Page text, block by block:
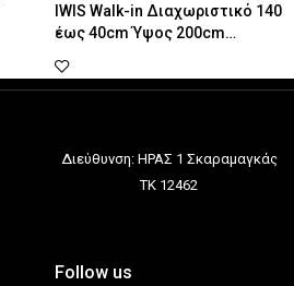
IWIS Walk-in Διαχωριστικό 140
έως 40cm Ύψος 200cm
Διεύθυνση: ΗΡΑΣ 1 Σκαραμαγκάς
ΤΚ 12462
Follow us